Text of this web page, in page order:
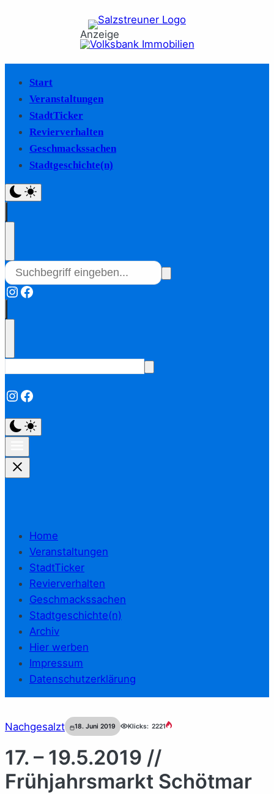
Anzeige
Start
Veranstaltungen
StadtTicker
Revierverhalten
Geschmackssachen
Stadtgeschichte(n)
Instagram
Facebook
Instagram
Facebook
Home
Veranstaltungen
StadtTicker
Revierverhalten
Geschmackssachen
Stadtgeschichte(n)
Archiv
Hier werben
Impressum
Datenschutzerklärung
Nachgesalzt 18. Juni 2019 Klicks: 2221
17. – 19.5.2019 //
Frühjahrsmarkt Schötmar